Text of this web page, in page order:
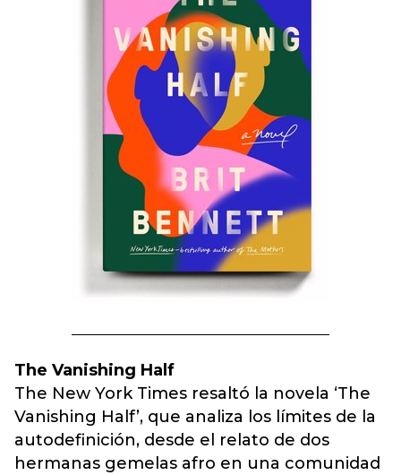
The Vanishing Half
The New York Times resaltó la novela ‘The
Vanishing Half’, que analiza los límites de la
autodefinición, desde el relato de dos
hermanas gemelas afro en una comunidad